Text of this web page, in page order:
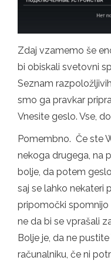
Zdaj vzamemo še
bi obiskali svetovni
Seznam
smo ga pravkar
Vnesite geslo. Vse,
Pomembno. Če ste
nekoga drugega, na
bolje, da potem
saj se lahko nekateri
pripomočki spomnijo
ne da bi se vprašali
Bolje je, da ne
računalniku, če ni